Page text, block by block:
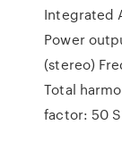
Integrated
Power
(stereo)
Total
factor: 50